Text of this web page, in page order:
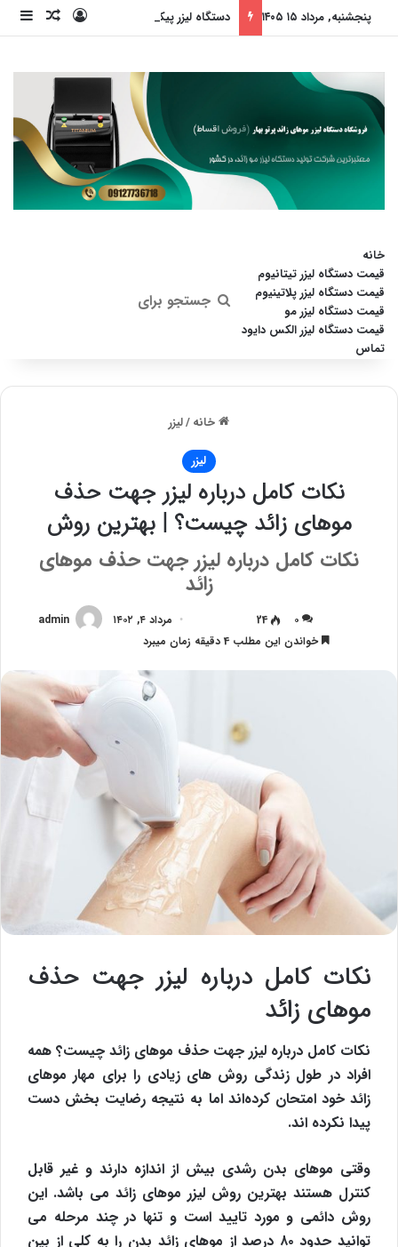
پنجشنبه, مرداد ۱۵ ۱۴۰۵ ورود
خانه
قیمت دستگاه لیزر تیتانیوم
قیمت دستگاه لیزر پلاتینیوم
قیمت دستگاه لیزر مو
قیمت دستگاه لیزر الکس دایود
تماس
جستجو
خانه/لیزر
لیزر
نکات کامل درباره لیزر جهت حذف
موهای زائد چیست؟ | بهترین روش
نکات کامل درباره لیزر جهت حذف موهای
زائد
admin مرداد ۴, ۱۴۰۲ ۰
24
خواندن این مطلب 4 دقیقه زمان میبرد
نکات کامل درباره لیزر جهت حذف
موهای زائد
نکات کامل درباره لیزر جهت حذف موهای زائد چیست؟ همه
افراد در طول زندگی روش های زیادی را برای مهار موهای
زائد خود امتحان کرده‌اند اما به نتیجه رضایت بخش دست
پیدا نکرده اند.
وقتی موهای بدن رشدی بیش از اندازه دارند و غیر قابل
کنترل هستند بهترین روش لیزر موهای زائد می باشد. این
روش دائمی و مورد تایید است و تنها در چند مرحله می
توانید حدود ۸۰ درصد از موهای زائد بدن را به کلی از بین